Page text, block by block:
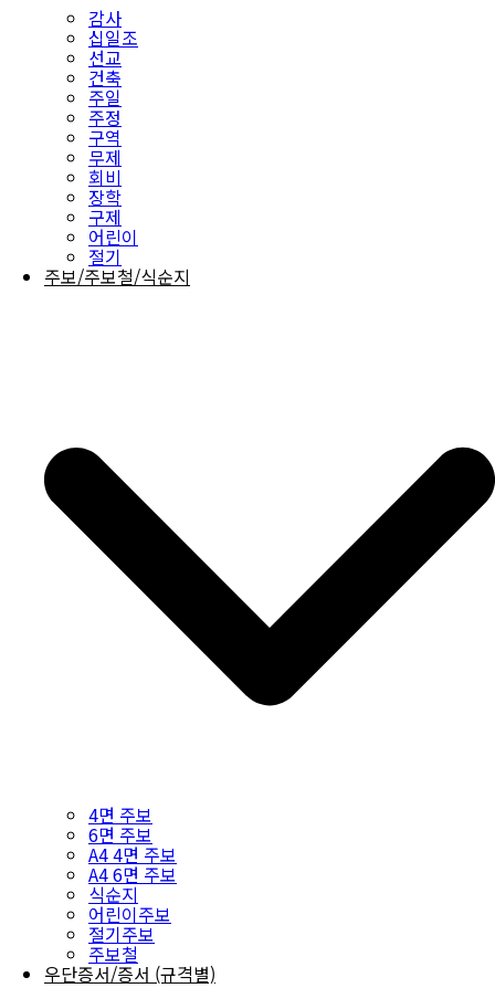
감사
십일조
선교
건축
주일
주정
구역
무제
회비
장학
구제
어린이
절기
주보/주보철/식순지
4면 주보
6면 주보
A4 4면 주보
A4 6면 주보
식순지
어린이주보
절기주보
주보철
우단증서/증서 (규격별)